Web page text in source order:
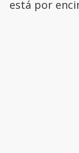
está por